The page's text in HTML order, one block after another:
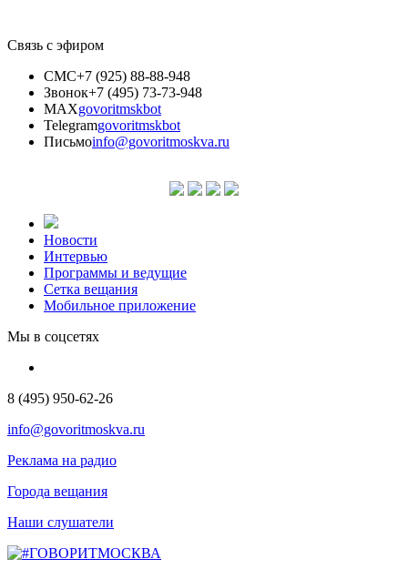
Связь с эфиром
СМС+7 (925) 88-88-948
Звонок+7 (495) 73-73-948
MAXgovoritmskbot
Telegramgovoritmskbot
Письмоinfo@govoritmoskva.ru
Новости
Интервью
Программы и ведущие
Сетка вещания
Мобильное приложение
Мы в соцсетях
8 (495) 950-62-26
info@govoritmoskva.ru
Реклама на радио
Города вещания
Наши слушатели